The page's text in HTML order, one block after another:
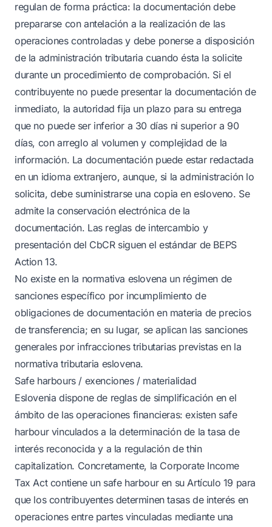
regulan de forma práctica: la documentación debe
prepararse con antelación a la realización de las
operaciones controladas y debe ponerse a disposición
de la administración tributaria cuando ésta la solicite
durante un procedimiento de comprobación. Si el
contribuyente no puede presentar la documentación de
inmediato, la autoridad fija un plazo para su entrega
que no puede ser inferior a 30 días ni superior a 90
días, con arreglo al volumen y complejidad de la
información. La documentación puede estar redactada
en un idioma extranjero, aunque, si la administración lo
solicita, debe suministrarse una copia en esloveno. Se
admite la conservación electrónica de la
documentación. Las reglas de intercambio y
presentación del CbCR siguen el estándar de BEPS
Action 13.
No existe en la normativa eslovena un régimen de
sanciones específico por incumplimiento de
obligaciones de documentación en materia de precios
de transferencia; en su lugar, se aplican las sanciones
generales por infracciones tributarias previstas en la
normativa tributaria eslovena.
Safe harbours / exenciones / materialidad
Eslovenia dispone de reglas de simplificación en el
ámbito de las operaciones financieras: existen safe
harbour vinculados a la determinación de la tasa de
interés reconocida y a la regulación de thin
capitalization. Concretamente, la Corporate Income
Tax Act contiene un safe harbour en su Artículo 19 para
que los contribuyentes determinen tasas de interés en
operaciones entre partes vinculadas mediante una